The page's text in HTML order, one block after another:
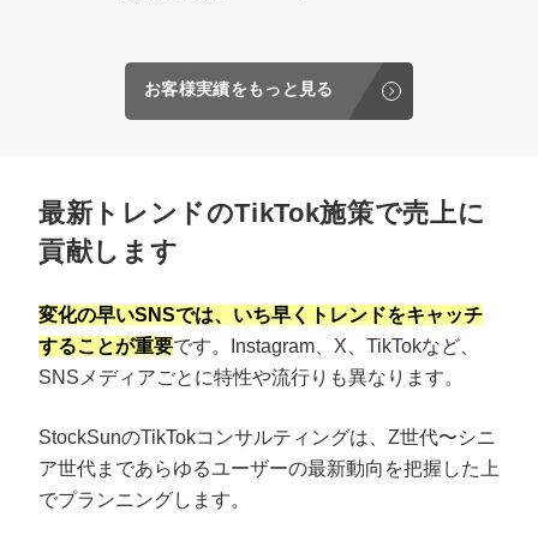
お客様実績をもっと見る
最新トレンドのTikTok施策で売上に
貢献します
変化の早いSNSでは、いち早くトレンドをキャッチ
することが重要です。Instagram、X、TikTokなど、
SNSメディアごとに特性や流行りも異なります。
StockSunのTikTokコンサルティングは、Z世代〜シニ
ア世代まであらゆるユーザーの最新動向を把握した上
でプランニングします。